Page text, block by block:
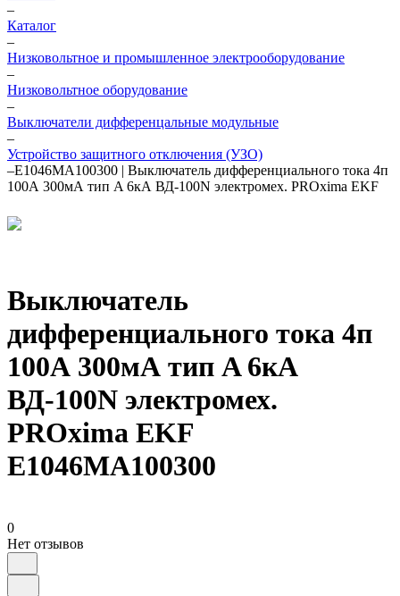
–
Каталог
–
Низковольтное и промышленное электрооборудование
–
Низковольтное оборудование
–
Выключатели дифференцальные модульные
–
Устройство защитного отключения (УЗО)
–E1046MA100300 | Выключатель дифференциального тока 4п
100А 300мА тип A 6кА ВД-100N электромех. PROxima EKF
Выключатель
дифференциального тока 4п
100А 300мА тип A 6кА
ВД-100N электромех.
PROxima EKF
E1046MA100300
0
Нет отзывов